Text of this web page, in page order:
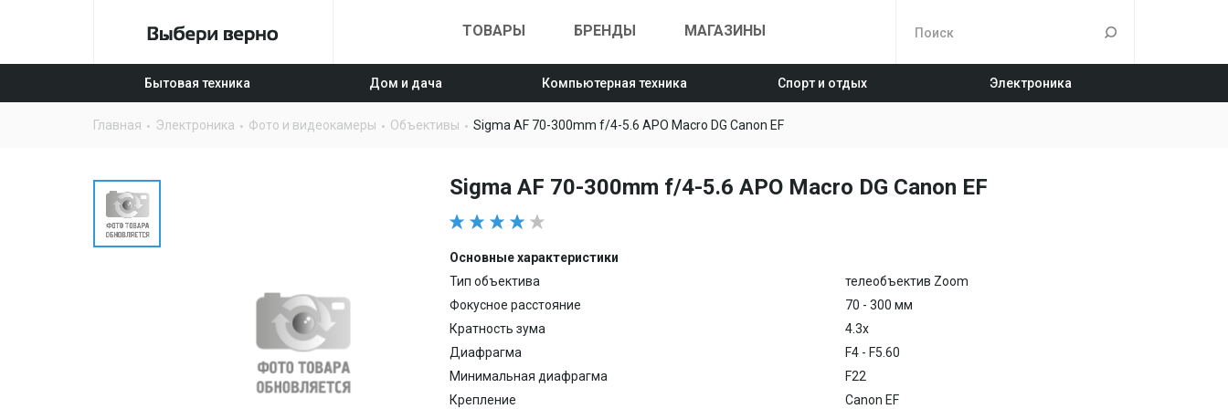
ТОВАРЫ БРЕНДЫ МАГАЗИНЫ
Бытовая техника Дом и дача Компьютерная техника Спорт и отдых Электроника
Главная Электроника Фото и видеокамеры Объективы Sigma AF 70-300mm f/4-5.6 APO Macro DG Canon EF
Sigma AF 70-300mm f/4-5.6 APO Macro DG Canon EF
Основные характеристики
Тип объектива
телеобъектив Zoom
Фокусное расстояние
70 - 300 мм
Кратность зума
4.3x
Диафрагма
F4 - F5.60
Минимальная диафрагма
F22
Крепление
Canon EF